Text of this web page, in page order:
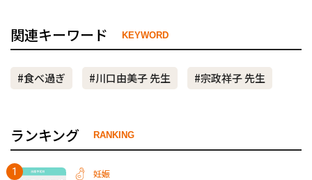
関連キーワード KEYWORD
#食べ過ぎ #川口由美子 先生 #宗政祥子 先生
ランキング RANKING
妊娠